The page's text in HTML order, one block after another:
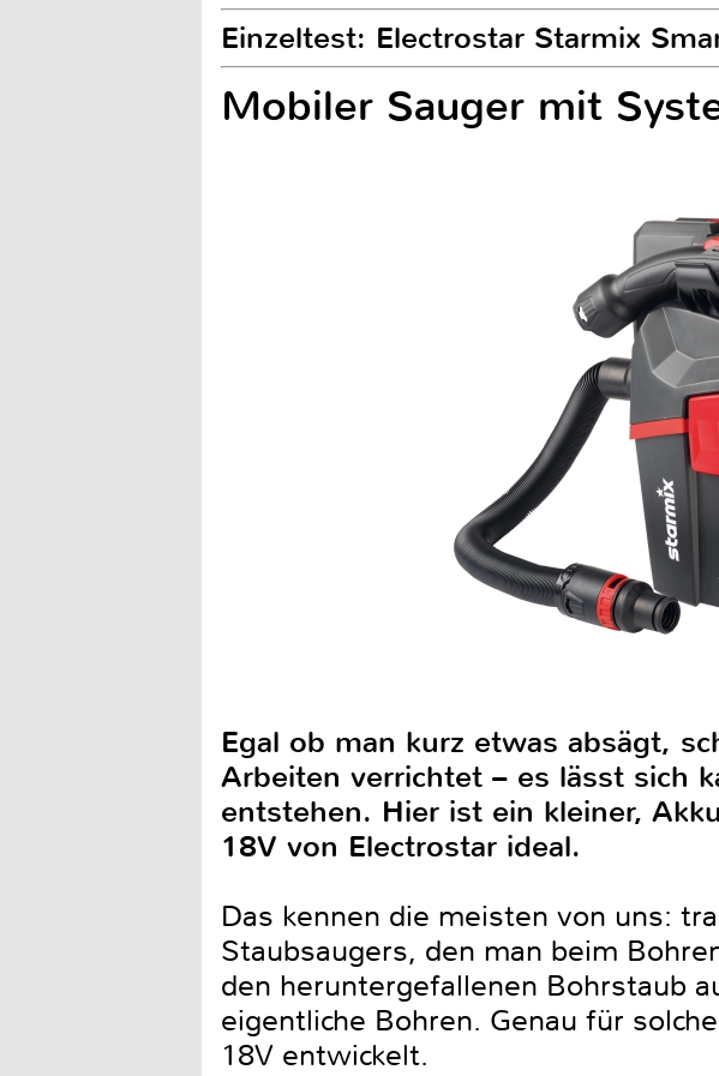
Einzeltest: Electrostar Starmix
Mobiler Sauger mit
Egal ob man kurz etwas absägt,
Arbeiten verrichtet – es lässt sich
entstehen. Hier ist ein kleiner,
18V von Electrostar ideal.
Das kennen die meisten von uns:
Staubsaugers, den man beim
den heruntergefallenen Bohrstaub
eigentliche Bohren. Genau für
18V entwickelt.